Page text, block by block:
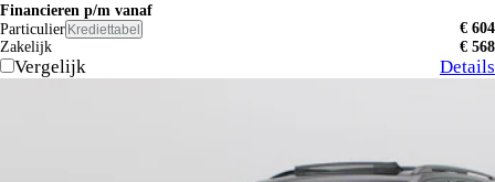
Financieren p/m vanaf
Particulier Krediettabel
€ 604
Zakelijk
€ 568
Vergelijk Details